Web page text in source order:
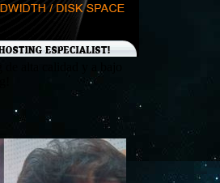
de alta calidad y a bajo